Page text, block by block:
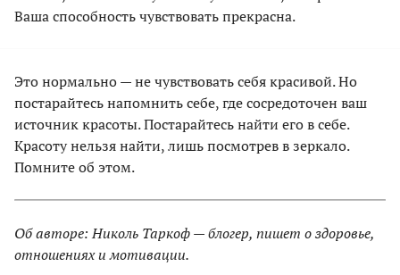
Ваша способность чувствовать прекрасна.
Это нормально — не чувствовать себя красивой. Но
постарайтесь напомнить себе, где сосредоточен ваш
источник красоты. Постарайтесь найти его в себе.
Красоту нельзя найти, лишь посмотрев в зеркало.
Помните об этом.
Об авторе: Николь Таркоф — блогер, пишет о здоровье,
отношениях и мотивации.